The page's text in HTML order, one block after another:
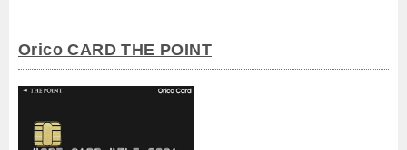
Orico CARD THE POINT